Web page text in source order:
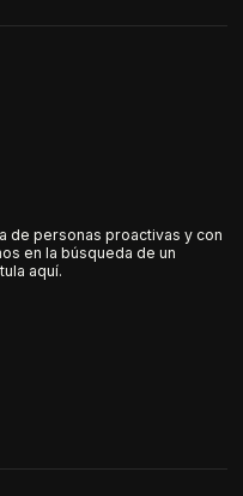
de personas proactivas y con
en la búsqueda de un
aquí.